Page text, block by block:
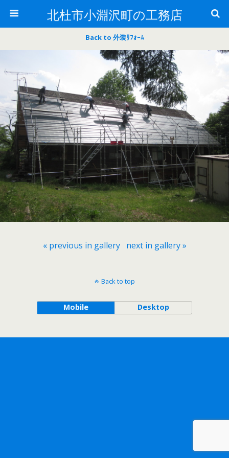
北杜市小淵沢町の工務店
Back to 外装ﾘﾌｫｰﾑ
« previous in gallery next in gallery »
Back to top
Mobile Desktop